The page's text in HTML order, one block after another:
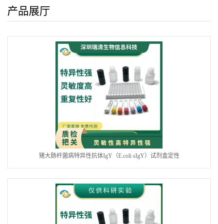
产品展厅
猪大肠杆菌病特异性抗体IgY（E.coli sIgY）试剂盒定性